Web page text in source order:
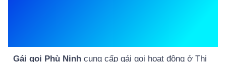
Gái gọi Phù Ninh cung cấp gái gọi hoạt động ở Thị